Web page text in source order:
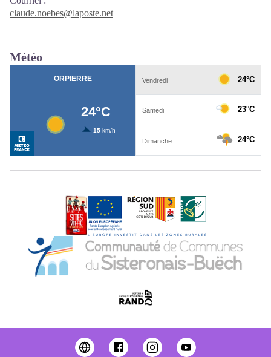
claude.noebes@laposte.net
Météo